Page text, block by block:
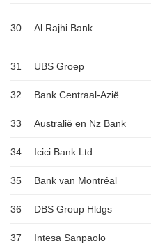
30 Al Rajhi Bank
31 UBS Groep
32 Bank Centraal-Azië
33 Australië en Nz Bank
34 Icici Bank Ltd
35 Bank van Montréal
36 DBS Group Hldgs
37 Intesa Sanpaolo